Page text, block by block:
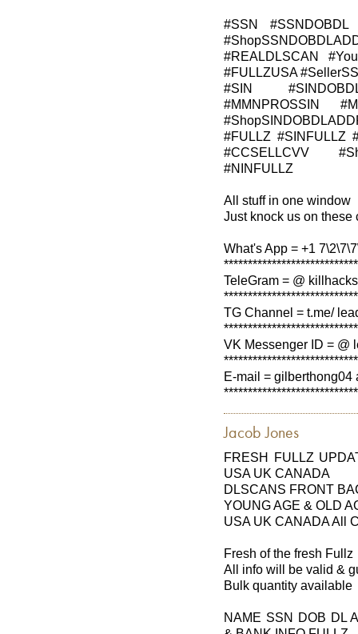
#SSN
#REALDLSCAN
#FULLZUSA
#SIN
#MMNPROSSIN
#FULLZ #SINFULLZ
#CCSELLCVV
#NINFULLZ
All stuff in one window
Just knock us on these
What's App = +1
TeleGram = @
TG Channel = t.me/
VK Messenger ID = @
E-mail = gilberthong04
Jacob Jones
FRESH FULLZ
USA UK CANADA
DLSCANS FRONT
YOUNG AGE & OLD
USA UK CANADA All
Fresh of the fresh Fullz
All info will be valid &
Bulk quantity available
NAME SSN DOB DL